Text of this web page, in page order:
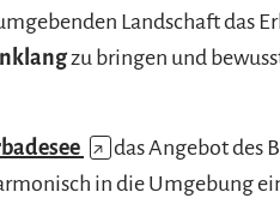
Landschaft das
zu bringen und
↗ das Angebot des
in die Umgebung